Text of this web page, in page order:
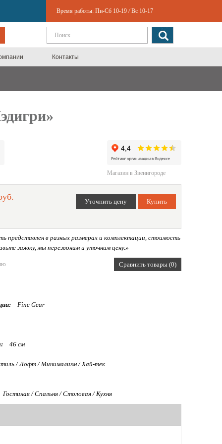
Время работы: Пн-Сб 10-19 / Вс 10-17
Контакты
Магазин в Звенигороде
в разных размерах и комплектации, стоимость
заявку, мы перезвоним и уточним цену.»
Сравнить товары (0)
Fine Gear
46 см
/ Лофт / Минимализм / Хай-тек
Гостиная / Спальня / Столовая / Кухня